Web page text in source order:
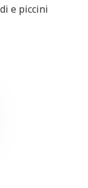
e piccini